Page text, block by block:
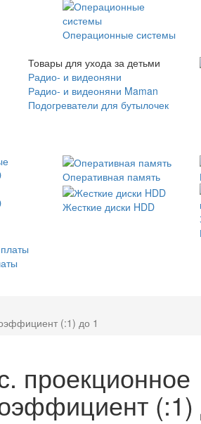
Операционные системы
Товары для ухода за детьми
Радио- и видеоняни
Радио- и видеоняни Maman
Подогреватели для бутылочек
Оперативная память
Жесткие диски HDD
(:1) до 1
проекционное
(:1)